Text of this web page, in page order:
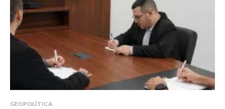
GEOPOLÍTICA